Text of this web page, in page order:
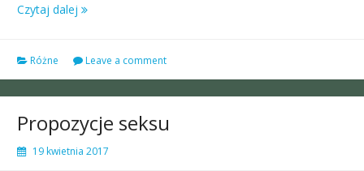
Czytaj dalej
Różne Leave a comment
Propozycje seksu
19 kwietnia 2017